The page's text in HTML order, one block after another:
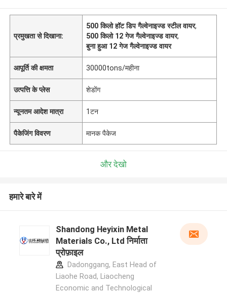
प्रमुखता से दिखाना:
500 किलो हॉट डिप गैल्वेनाइज्ड स्टील वायर,
500 किलो 12 गेज गैल्वेनाइज्ड वायर,
बुना हुआ 12 गेज गैल्वेनाइज्ड वायर
आपूर्ति की क्षमता 30000tons/महीना
उत्पत्ति के प्लेस शेडोंग
न्यूनतम आदेश मात्रा 1टन
पैकेजिंग विवरण मानक पैकेज
और देखो
हमारे बारे में
Shandong Heyixin Metal
Materials Co., Ltd निर्माता
प्रोफ़ाइल
Dadonggang, East Head of
Liaohe Road, Liaocheng
Economic and Technological